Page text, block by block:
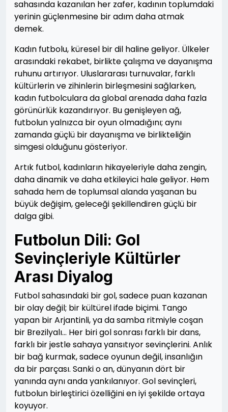
sahasında kazanılan her zafer, kadının toplumdaki
yerinin güçlenmesine bir adım daha atmak
demek.
Kadın futbolu, küresel bir dil haline geliyor. Ülkeler
arasındaki rekabet, birlikte çalışma ve dayanışma
ruhunu artırıyor. Uluslararası turnuvalar, farklı
kültürlerin ve zihinlerin birleşmesini sağlarken,
kadın futbolculara da global arenada daha fazla
görünürlük kazandırıyor. Bu genişleyen ağ,
futbolun yalnızca bir oyun olmadığını; aynı
zamanda güçlü bir dayanışma ve birlikteliğin
simgesi olduğunu gösteriyor.
Artık futbol, kadınların hikayeleriyle daha zengin,
daha dinamik ve daha etkileyici hale geliyor. Hem
sahada hem de toplumsal alanda yaşanan bu
büyük değişim, geleceği şekillendiren güçlü bir
dalga gibi.
Futbolun Dili: Gol
Sevinçleriyle Kültürler
Arası Diyalog
Futbol sahasındaki bir gol, sadece puan kazanan
bir olay değil; bir kültürel ifade biçimi. Tango
yapan bir Arjantinli, ya da samba ritmiyle coşan
bir Brezilyalı… Her biri gol sonrası farklı bir dans,
farklı bir jestle sahaya yansıtıyor sevinçlerini. Anlık
bir bağ kurmak, sadece oyunun değil, insanlığın
da bir parçası. Sanki o an, dünyanın dört bir
yanında aynı anda yankılanıyor. Gol sevinçleri,
futbolun birleştirici özelliğini en iyi şekilde ortaya
koyuyor.